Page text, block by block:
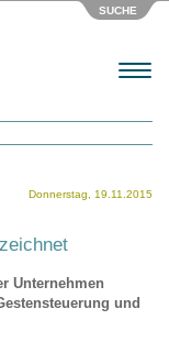
SUCHE
Menu
Donnerstag, 19.11.2015
Unternehmen
und